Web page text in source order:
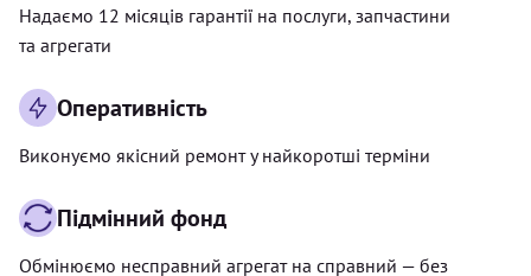
Надаємо 12 місяців гарантії на послуги, запчастини
та агрегати
Оперативність
Виконуємо якісний ремонт у найкоротші терміни
Підмінний фонд
Обмінюємо несправний агрегат на справний — без